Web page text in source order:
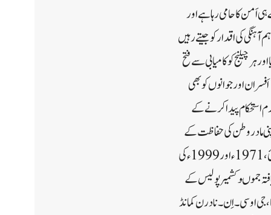
اَمن کا حامی رہا ہے اور
کی اقدار کو جیتے رہیں
چیلنج کو کامیابی سے فتح
کیا۔اِس سے قبل لیفٹیننٹ گورنر نے ملک کے پہلے چیف آف ڈیفنس سٹاف جنرل بپن راوَت ، ان کی اہلیہ اور تمام 11 اَفسران اور جوانوں کو بھی
استحکام پیدا کرنے کے
مادر وطن کی حفاظت کے
لئے پُرعزم ہیں۔ دنیا میں دہشت گردی کی سب سے بڑی فیکٹری چلانے والے پڑوسی ملک کو 1947ئ، 1965ئ، 1971 ء اور 1999 ء کی
جموںوکشمیر پولیس کے
جی او سی ۔اِن۔نادرن کمانڈ